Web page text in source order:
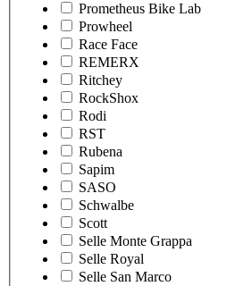
Prometheus Bike Lab
Prowheel
Race Face
REMERX
Ritchey
RockShox
Rodi
RST
Rubena
Sapim
SASO
Schwalbe
Scott
Selle Monte Grappa
Selle Royal
Selle San Marco